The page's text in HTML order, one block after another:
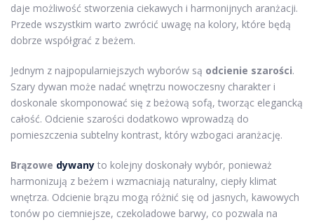
daje możliwość stworzenia ciekawych i harmonijnych aranżacji.
Przede wszystkim warto zwrócić uwagę na kolory, które będą
dobrze współgrać z beżem.
Jednym z najpopularniejszych wyborów są odcienie szarości.
Szary dywan może nadać wnętrzu nowoczesny charakter i
doskonale skomponować się z beżową sofą, tworząc elegancką
całość. Odcienie szarości dodatkowo wprowadzą do
pomieszczenia subtelny kontrast, który wzbogaci aranżację.
Brązowe dywany to kolejny doskonały wybór, ponieważ
harmonizują z beżem i wzmacniają naturalny, ciepły klimat
wnętrza. Odcienie brązu mogą różnić się od jasnych, kawowych
tonów po ciemniejsze, czekoladowe barwy, co pozwala na